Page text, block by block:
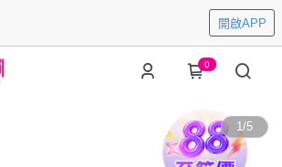
開啟APP
0
1/5